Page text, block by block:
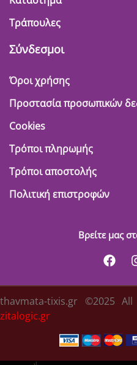
Τράπουλες
Σύνδεσμοι
Όροι χρήσης
Προστασία προσωπικών
Cookies
Τρόποι πληρωμής
Τρόποι αποστολής
Πολιτική επιστροφών
Βρείτε μας
thavmata-tixis.gr ©2025
zitalogic.gr